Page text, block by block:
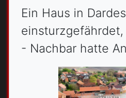
Ein Haus in
- Nachbar hatte